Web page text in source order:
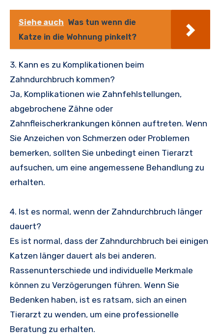
Siehe auch Was tun wenn die
Katze in die Wohnung pinkelt?
3. Kann es zu Komplikationen beim
Zahndurchbruch kommen?
Ja, Komplikationen wie Zahnfehlstellungen,
abgebrochene Zähne oder
Zahnfleischerkrankungen können auftreten. Wenn
Sie Anzeichen von Schmerzen oder Problemen
bemerken, sollten Sie unbedingt einen Tierarzt
aufsuchen, um eine angemessene Behandlung zu
erhalten.
4. Ist es normal, wenn der Zahndurchbruch länger
dauert?
Es ist normal, dass der Zahndurchbruch bei einigen
Katzen länger dauert als bei anderen.
Rassenunterschiede und individuelle Merkmale
können zu Verzögerungen führen. Wenn Sie
Bedenken haben, ist es ratsam, sich an einen
Tierarzt zu wenden, um eine professionelle
Beratung zu erhalten.